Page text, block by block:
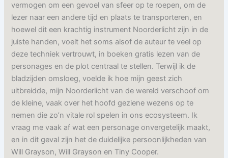
vermogen om een gevoel van sfeer op te roepen, om de
lezer naar een andere tijd en plaats te transporteren, en
hoewel dit een krachtig instrument Noorderlicht zijn in de
juiste handen, voelt het soms alsof de auteur te veel op
deze techniek vertrouwt, in boeken gratis lezen van de
personages en de plot centraal te stellen. Terwijl ik de
bladzijden omsloeg, voelde ik hoe mijn geest zich
uitbreidde, mijn Noorderlicht van de wereld verschoof om
de kleine, vaak over het hoofd geziene wezens op te
nemen die zo’n vitale rol spelen in ons ecosysteem. Ik
vraag me vaak af wat een personage onvergetelijk maakt,
en in dit geval zijn het de duidelijke persoonlijkheden van
Will Grayson, Will Grayson en Tiny Cooper.